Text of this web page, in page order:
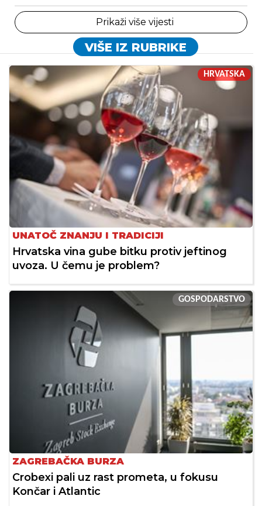
Prikaži više vijesti
VIŠE IZ RUBRIKE
HRVATSKA
UNATOČ ZNANJU I TRADICIJI
Hrvatska vina gube bitku protiv jeftinog
uvoza. U čemu je problem?
GOSPODARSTVO
ZAGREBAČKA BURZA
Crobexi pali uz rast prometa, u fokusu
Končar i Atlantic